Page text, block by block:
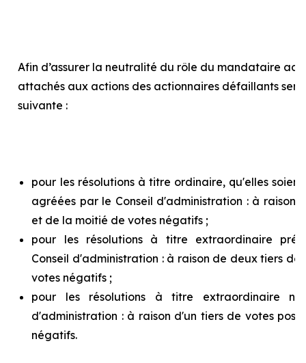
Afin d’assurer la neutralité du rôle du mandataire ad
attachés aux actions des actionnaires défaillants
suivante :
pour les résolutions à titre ordinaire, qu'elles
agréées par le Conseil d'administration : à raison
et de la moitié de votes négatifs ;
pour les résolutions à titre extraordinaire
Conseil d'administration : à raison de deux tiers
votes négatifs ;
pour les résolutions à titre extraordinaire
d'administration : à raison d'un tiers de votes
négatifs.